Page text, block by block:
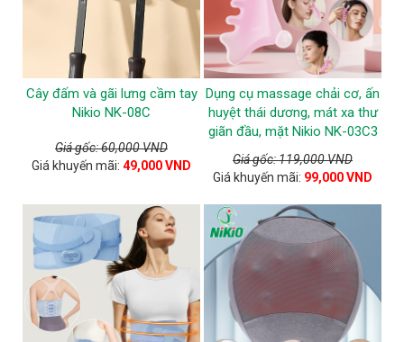
Cây đấm và gãi lưng cầm tay
Nikio NK-08C
Giá gốc: 60,000 VND
Giá khuyến mãi: 49,000 VND
Dụng cụ massage chải cơ, ấn
huyệt thái dương, mát xa thư
giãn đầu, mặt Nikio NK-03C3
Giá gốc: 119,000 VND
Giá khuyến mãi: 99,000 VND